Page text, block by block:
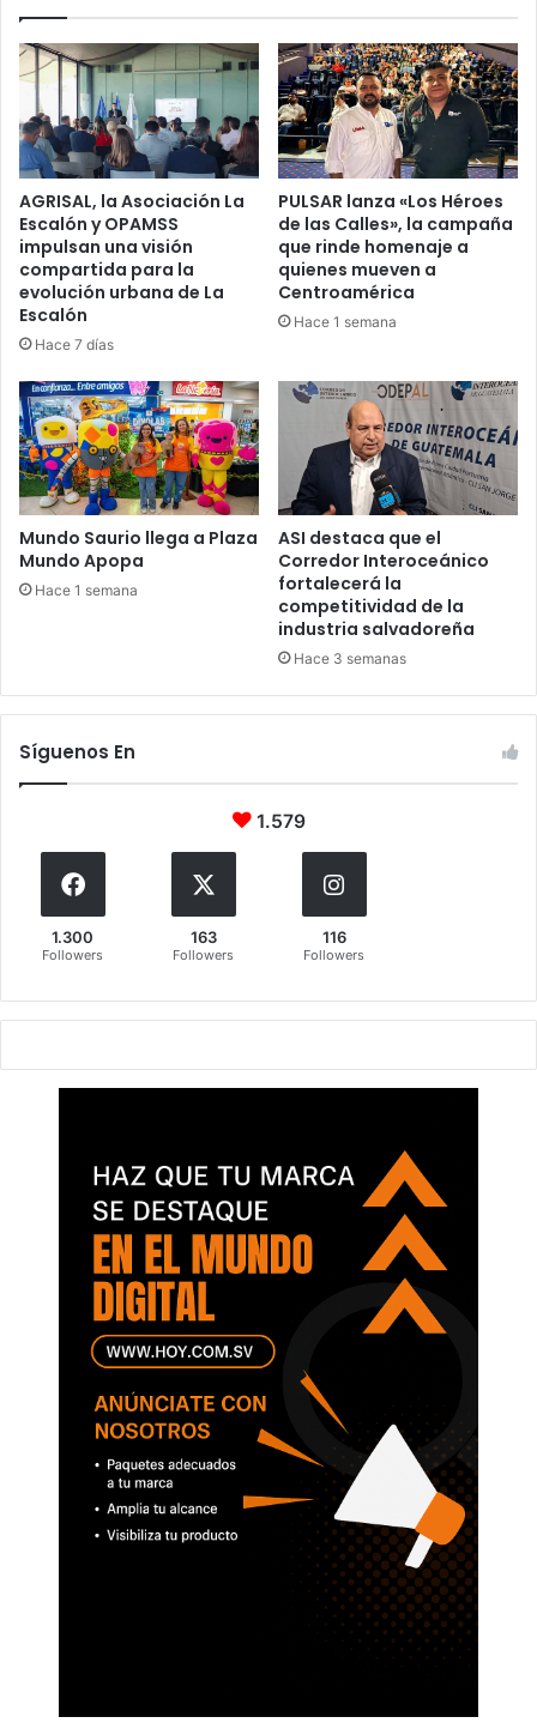
AGRISAL, la Asociación La
Escalón y OPAMSS
impulsan una visión
compartida para la
evolución urbana de La
Escalón
Hace 7 días
PULSAR lanza «Los Héroes
de las Calles», la campaña
que rinde homenaje a
quienes mueven a
Centroamérica
Hace 1 semana
Mundo Saurio llega a Plaza
Mundo Apopa
Hace 1 semana
ASI destaca que el
Corredor Interoceánico
fortalecerá la
competitividad de la
industria salvadoreña
Hace 3 semanas
Síguenos En
1.579
1.300
Followers
163
Followers
116
Followers